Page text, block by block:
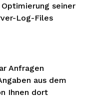
seiner
Log-Files
Anfragen
aus dem
Ihnen dort